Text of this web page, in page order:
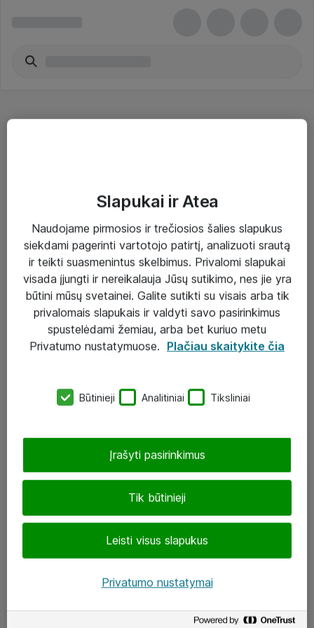
Sprendimai ir paslaugos
Paslaugos
Sprendimai
Įgyvendinti projektai
Atea ekspertų patarimai verslui
UAB „ATEA“
J. Rutkausko g. 6, Vilnius
Atea kontaktai
Aplankykite mus
Slapukai ir Atea
Naudojame pirmosios ir trečiosios šalies slapukus
siekdami pagerinti vartotojo patirtį, analizuoti srautą
ir teikti suasmenintus skelbimus. Privalomi slapukai
visada įjungti ir nereikalauja Jūsų sutikimo, nes jie yra
būtini mūsų svetainei. Galite sutikti su visais arba tik
privalomais slapukais ir valdyti savo pasirinkimus
spustelėdami žemiau, arba bet kuriuo metu
Privatumo nustatymuose. Plačiau skaitykite čia
Būtinieji Analitiniai Tiksliniai
Tik būtinieji
Leisti visus slapukus
Įrašyti pasirinkimus
Privatumo nustatymai